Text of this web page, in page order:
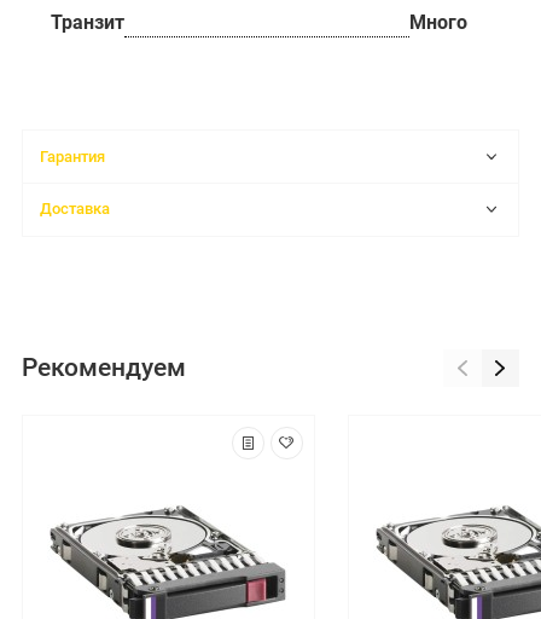
Транзит Много
Гарантия
Доставка
Рекомендуем